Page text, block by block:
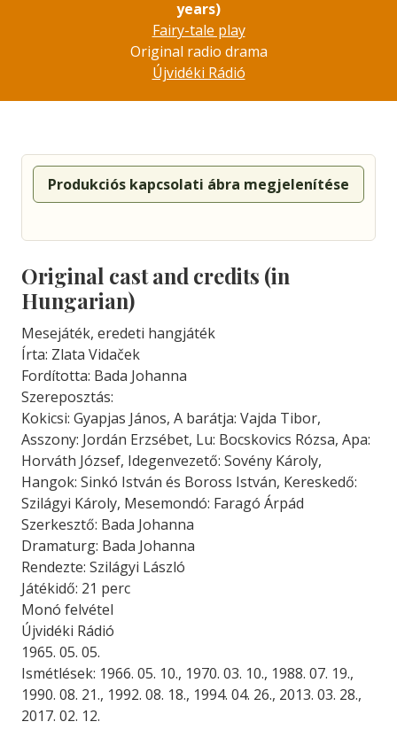
years)
Fairy-tale play
Original radio drama
Újvidéki Rádió
Produkciós kapcsolati ábra megjelenítése
Original cast and credits (in
Hungarian)
Mesejáték, eredeti hangjáték
Írta: Zlata Vidaček
Fordította: Bada Johanna
Szereposztás:
Kokicsi: Gyapjas János, A barátja: Vajda Tibor,
Asszony: Jordán Erzsébet, Lu: Bocskovics Rózsa, Apa:
Horváth József, Idegenvezető: Sovény Károly,
Hangok: Sinkó István és Boross István, Kereskedő:
Szilágyi Károly, Mesemondó: Faragó Árpád
Szerkesztő: Bada Johanna
Dramaturg: Bada Johanna
Rendezte: Szilágyi László
Játékidő: 21 perc
Monó felvétel
Újvidéki Rádió
1965. 05. 05.
Ismétlések: 1966. 05. 10., 1970. 03. 10., 1988. 07. 19.,
1990. 08. 21., 1992. 08. 18., 1994. 04. 26., 2013. 03. 28.,
2017. 02. 12.